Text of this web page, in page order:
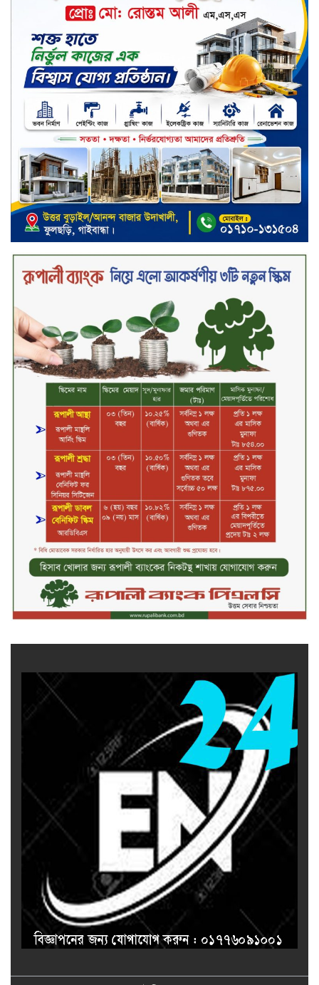
সিলেট জুড়ে বিষধর সাপ গুলো জঙ্গল
ছেড়ে লোকালয়ে আশ্রয় খুঁজছে
স্ট্যান্ডার্ড ইসলামী ব্যাংক পিএলসি.-এর
টাউন হল মিটিং-২০২৬ অনুষ্ঠিত
বিদায়ী সপ্তাহে দর পতনের শীর্ষে এস
আলম কোল্ড রোল্ড
বিদায়ী সপ্তাহে দর বৃদ্ধির শীর্ষে ফারইস্ট
ফাইন্যান্স
বিদায়ী সপ্তাহে লেনদেনের শীর্ষে শার্প
ইন্ডাস্ট্রিজ
চুয়াডাঙ্গায় বিএআরআই’র কৃষি গবেষণা
কেন্দ্র, মেহেরপুর এর আঞ্চলিক রিভিউ
কর্মশালা/২০২৫-২৬ অনুষ্ঠিত
মুসলিম নিকাহ রেজিস্ট্রার কল্যাণ
পরিষদের সম্মেলন অনুষ্ঠিত